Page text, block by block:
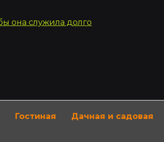
Гостиная Дачная и садовая